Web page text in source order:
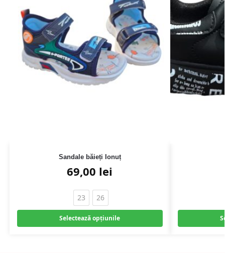
Sandale băieți Ionuț
69,00 lei
23 26
Selectează opțiunile